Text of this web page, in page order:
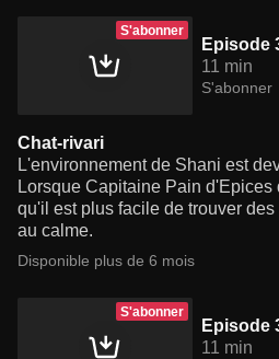
S'abonner
Episode
11 min
S'abonner
Chat-rivari
L'environnement de Shani est
Lorsque Capitaine Pain
qu'il est plus facile de trouver
au calme.
Disponible plus de 6 mois
S'abonner
Episode
11 min